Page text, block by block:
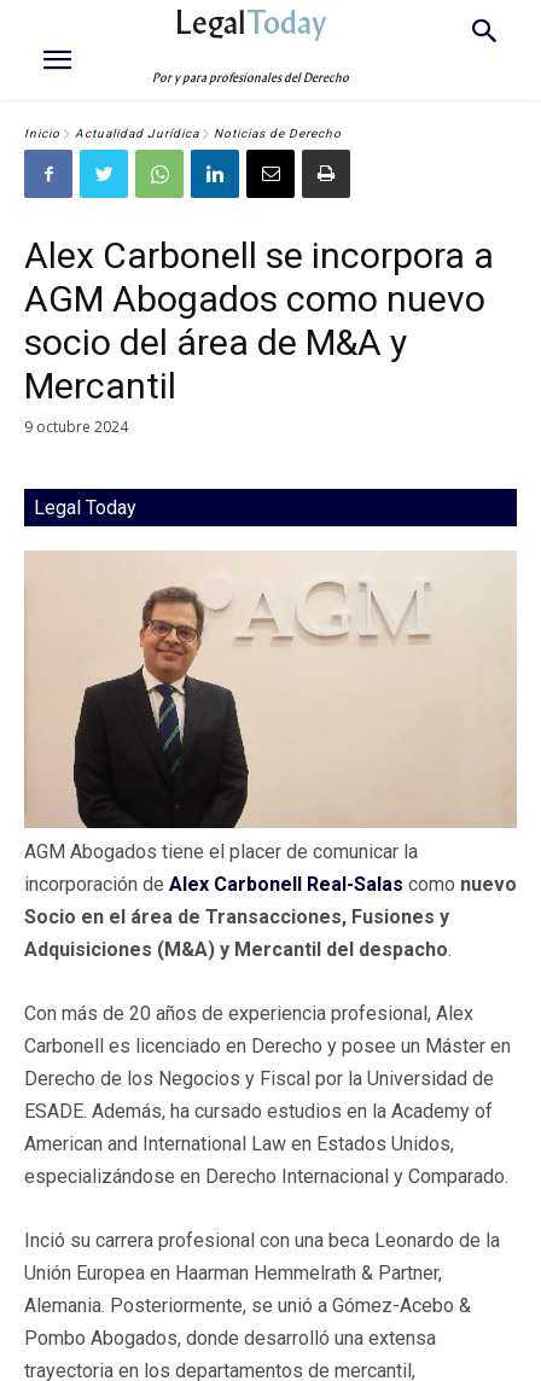
LegalToday
Por y para profesionales del Derecho
Inicio Actualidad Jurídica Noticias de Derecho
Alex Carbonell se incorpora a
AGM Abogados como nuevo
socio del área de M&A y
Mercantil
9 octubre 2024
Legal Today
AGM Abogados tiene el placer de comunicar la
incorporación de Alex Carbonell Real-Salas como nuevo
Socio en el área de Transacciones, Fusiones y
Adquisiciones (M&A) y Mercantil del despacho.
Con más de 20 años de experiencia profesional, Alex
Carbonell es licenciado en Derecho y posee un Máster en
Derecho de los Negocios y Fiscal por la Universidad de
ESADE. Además, ha cursado estudios en la Academy of
American and International Law en Estados Unidos,
especializándose en Derecho Internacional y Comparado.
Inció su carrera profesional con una beca Leonardo de la
Unión Europea en Haarman Hemmelrath & Partner,
Alemania. Posteriormente, se unió a Gómez-Acebo &
Pombo Abogados, donde desarrolló una extensa
trayectoria en los departamentos de mercantil,